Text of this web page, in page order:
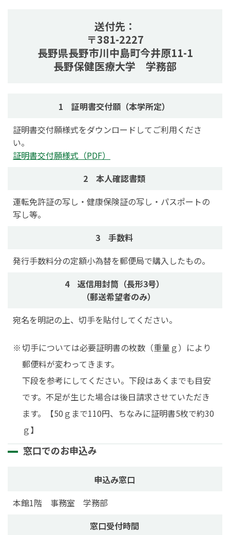
送付先：
〒381-2227
長野県長野市川中島町今井原11-1
長野保健医療大学 学務部
1 証明書交付願（本学所定）
証明書交付願様式をダウンロードしてご利用くださ
い。
証明書交付願様式（PDF）
2 本人確認書類
運転免許証の写し・健康保険証の写し・パスポートの
写し等。
3 手数料
発行手数料分の定額小為替を郵便局で購入したもの。
4 返信用封筒（長形3号）
（郵送希望者のみ）
宛名を明記の上、切手を貼付してください。
切手については必要証明書の枚数（重量ｇ）により
郵便料が変わってきます。
下段を参考にしてください。下段はあくまでも目安
です。不足が生じた場合は後日請求させていただき
ます。【50ｇまで110円、ちなみに証明書5枚で約30
ｇ】
窓口でのお申込み
申込み窓口
本館1階 事務室 学務部
窓口受付時間